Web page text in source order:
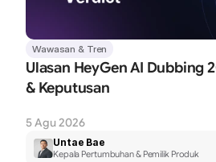
Wawasan & Tren
Ulasan HeyGen AI Dubbing
& Keputusan
5 Agu 2026
Untae Bae
Kepala Pertumbuhan & Pemilik Produk